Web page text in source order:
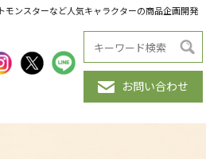
ンスターなど人気キャラクターの商品企画開発
お問い合わせ